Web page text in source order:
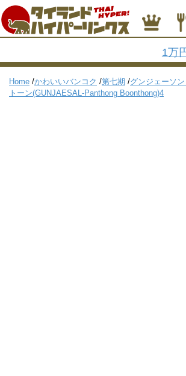
1万
Home /かわいいバンコク /第七期 /グンジェーソ
トーン(GUNJAESAL-Panthong Boonthong)4